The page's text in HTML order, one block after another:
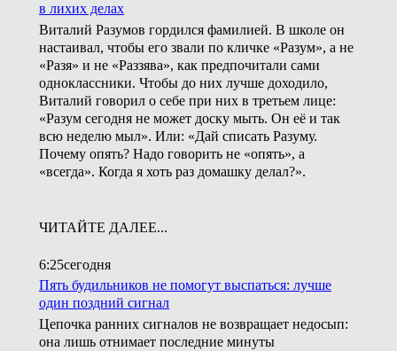
в лихих делах
Виталий Разумов гордился фамилией. В школе он
настаивал, чтобы его звали по кличке «Разум», а не
«Разя» и не «Раззява», как предпочитали сами
одноклассники. Чтобы до них лучше доходило,
Виталий говорил о себе при них в третьем лице:
«Разум сегодня не может доску мыть. Он её и так
всю неделю мыл». Или: «Дай списать Разуму.
Почему опять? Надо говорить не «опять», а
«всегда». Когда я хоть раз домашку делал?».
ЧИТАЙТЕ ДАЛЕЕ...
6:25сегодня
Пять будильников не помогут выспаться: лучше
один поздний сигнал
Цепочка ранних сигналов не возвращает недосып:
она лишь отнимает последние минуты